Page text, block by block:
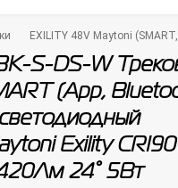
EXILITY 48V Maytoni
S-DS-W
(App,
Exility
24° 5Вт